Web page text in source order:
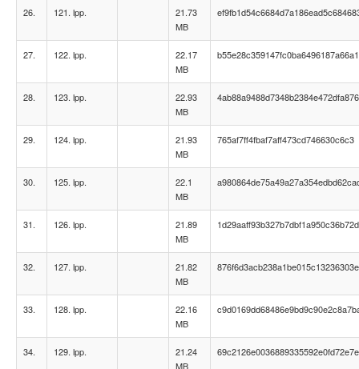
26. 121. lpp.
21.73
MB
27. 122. lpp.
22.17
MB
28. 123. lpp.
22.93
MB
29. 124. lpp.
21.93
MB
765af7ff4fbaf7aff473cd746630c6c3
30. 125. lpp.
22.1
MB
31. 126. lpp.
21.89
MB
32. 127. lpp.
21.82
MB
33. 128. lpp.
22.16
MB
34. 129. lpp.
21.24
MB